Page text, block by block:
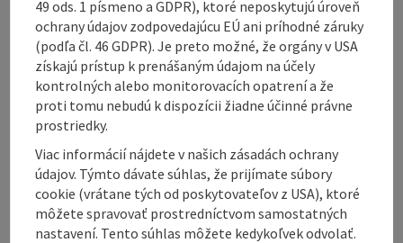
Contact
Arrival
Suitability
Accessibility
49 ods. 1 písmeno a GDPR), ktoré neposkytujú úroveň
ochrany údajov zodpovedajúcu EÚ ani príhodné záruky
(podľa čl. 46 GDPR). Je preto možné, že orgány v USA
získajú prístup k prenášaným údajom na účely
kontrolných alebo monitorovacích opatrení a že
proti tomu nebudú k dispozícii žiadne účinné právne
prostriedky.
Viac informácií nájdete v našich zásadách ochrany
údajov. Týmto dávate súhlas, že prijímate súbory
cookie (vrátane tých od poskytovateľov z USA), ktoré
môžete spravovať prostredníctvom samostatných
nastavení. Tento súhlas môžete kedykoľvek odvolať.